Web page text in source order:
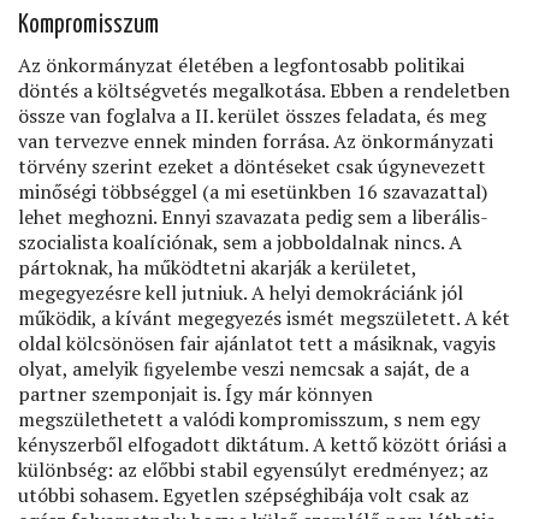
Kompromisszum
Az önkormányzat életében a legfontosabb politikai
döntés a költségvetés megalkotása. Ebben a rendeletben
össze van foglalva a II. kerület összes feladata, és meg
van tervezve ennek minden forrása. Az önkormányzati
törvény szerint ezeket a döntéseket csak úgynevezett
minőségi többséggel (a mi esetünkben 16 szavazattal)
lehet meghozni. Ennyi szavazata pedig sem a liberális-
szocialista koalíciónak, sem a jobboldalnak nincs. A
pártoknak, ha működtetni akarják a kerületet,
megegyezésre kell jutniuk. A helyi demokráciánk jól
működik, a kívánt megegyezés ismét megszületett. A két
oldal kölcsönösen fair ajánlatot tett a másiknak, vagyis
olyat, amelyik ﬁgyelembe veszi nemcsak a saját, de a
partner szemponjait is. Így már könnyen
megszülethetett a valódi kompromisszum, s nem egy
kényszerből elfogadott diktátum. A kettő között óriási a
különbség: az előbbi stabil egyensúlyt eredményez; az
utóbbi sohasem. Egyetlen szépséghibája volt csak az